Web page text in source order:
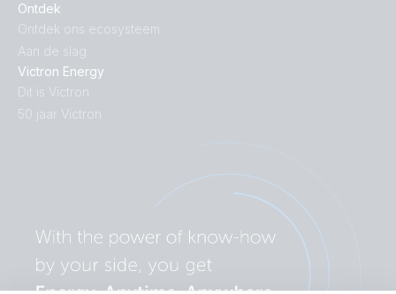
Ontdek
Ontdek ons ecosysteem
Aan de slag
Victron Energy
Dit is Victron
50 jaar Victron